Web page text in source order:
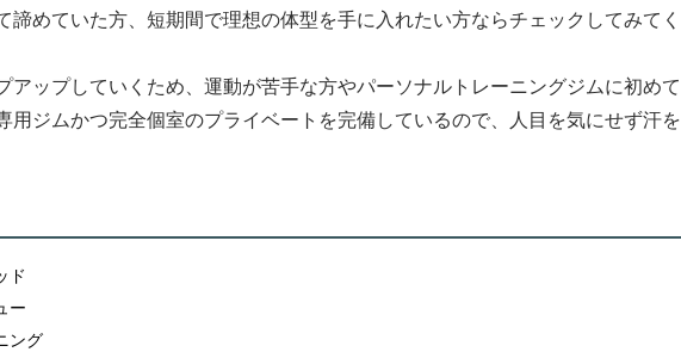
諦めていた方、短期間で理想の体型を手に入れたい方ならチェックしてみてく
アップしていくため、運動が苦手な方やパーソナルトレーニングジムに初めて
用ジムかつ完全個室のプライベートを完備しているので、人目を気にせず汗を
ド
ー
ング